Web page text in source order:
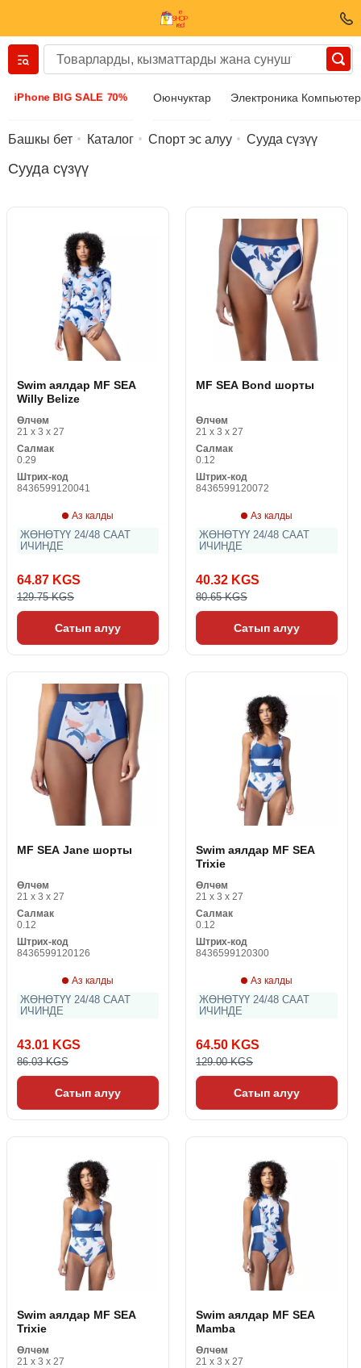
iPhone BIG SALE 70% Оюнчуктар Электроника
Вернуться назад
Аксессуарлар
Бижутерия
Кол сааттары
Башкы бет Каталог Спорт эс алуу Сууда сүзүү
Сууда сүзүү
Swim аялдар MF SEA
Willy Belize
Өлчөм
21 x 3 x 27
Салмак
0.29
Штрих-код
8436599120041
Аз калды
ЖӨНӨТҮҮ 24/48 СААТ
ИЧИНДЕ
64.87 KGS
129.75 KGS
Сатып алуу
MF SEA Bond шорты
Өлчөм
21 x 3 x 27
Салмак
0.12
Штрих-код
8436599120072
Аз калды
ЖӨНӨТҮҮ 24/48 СААТ
ИЧИНДЕ
40.32 KGS
80.65 KGS
Сатып алуу
MF SEA Jane шорты
Өлчөм
21 x 3 x 27
Салмак
0.12
Штрих-код
8436599120126
Аз калды
ЖӨНӨТҮҮ 24/48 СААТ
ИЧИНДЕ
43.01 KGS
86.03 KGS
Сатып алуу
Swim аялдар MF SEA
Trixie
Өлчөм
21 x 3 x 27
Салмак
0.12
Штрих-код
8436599120300
Аз калды
ЖӨНӨТҮҮ 24/48 СААТ
ИЧИНДЕ
64.50 KGS
129.00 KGS
Сатып алуу
Swim аялдар MF SEA
Trixie
Өлчөм
21 x 3 x 27
Swim аялдар MF SEA
Mamba
Өлчөм
21 x 3 x 27